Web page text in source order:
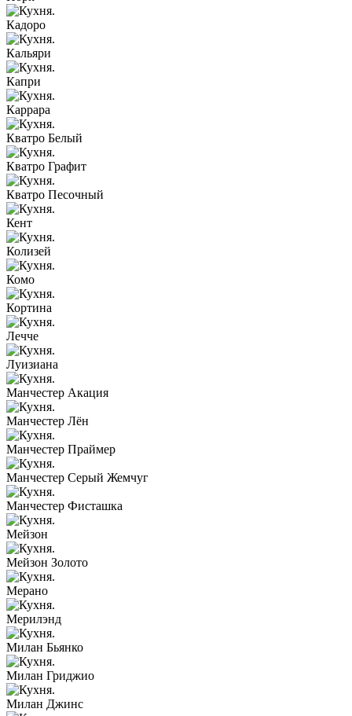
Кадоро
Кальяри
Капри
Каррара
Кватро Белый
Кватро Графит
Кватро Песочный
Кент
Колизей
Комо
Кортина
Лечче
Луизиана
Манчестер Акация
Манчестер Лён
Манчестер Праймер
Манчестер Серый Жемчуг
Манчестер Фисташка
Мейзон
Мейзон Золото
Мерано
Мерилэнд
Милан Бьянко
Милан Гриджио
Милан Джинс